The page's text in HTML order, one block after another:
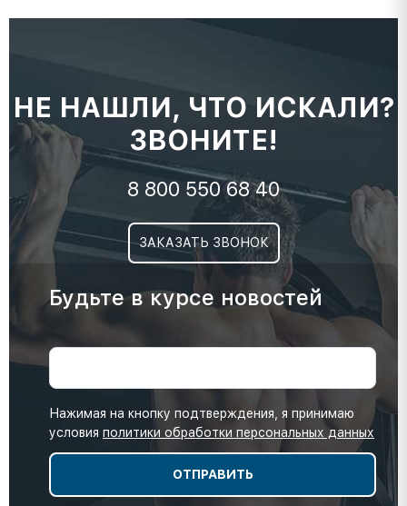
НЕ НАШЛИ, ЧТО ИСКАЛИ?
ЗВОНИТЕ!
8 800 550 68 40
ЗАКАЗАТЬ ЗВОНОК
Будьте в курсе новостей
Нажимая на кнопку подтверждения, я принимаю
условия политики обработки персональных данных